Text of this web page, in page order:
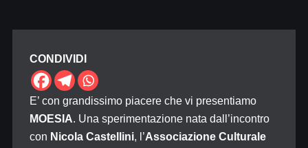
CONDIVIDI
E’ con grandissimo piacere che vi presentiamo
MOESIA. Una sperimentazione nata dall’incontro
con Nicola Castellini, l’Associazione Culturale